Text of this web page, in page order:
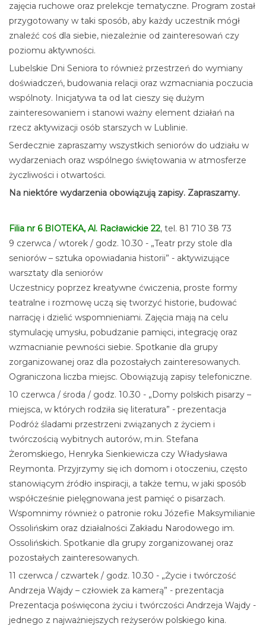
zajęcia ruchowe oraz prelekcje tematyczne. Program został
przygotowany w taki sposób, aby każdy uczestnik mógł
znaleźć coś dla siebie, niezależnie od zainteresowań czy
poziomu aktywności.
Lubelskie Dni Seniora to również przestrzeń do wymiany
doświadczeń, budowania relacji oraz wzmacniania poczucia
wspólnoty. Inicjatywa ta od lat cieszy się dużym
zainteresowaniem i stanowi ważny element działań na
rzecz aktywizacji osób starszych w Lublinie.
Serdecznie zapraszamy wszystkich seniorów do udziału w
wydarzeniach oraz wspólnego świętowania w atmosferze
życzliwości i otwartości.
Na niektóre wydarzenia obowiązują zapisy. Zapraszamy.
Filia nr 6 BIOTEKA, Al. Racławickie 22, tel. 81 710 38 73
9 czerwca / wtorek / godz. 10.30 - „Teatr przy stole dla
seniorów – sztuka opowiadania historii” - aktywizujące
warsztaty dla seniorów
Uczestnicy poprzez kreatywne ćwiczenia, proste formy
teatralne i rozmowę uczą się tworzyć historie, budować
narrację i dzielić wspomnieniami. Zajęcia mają na celu
stymulację umysłu, pobudzanie pamięci, integrację oraz
wzmacnianie pewności siebie. Spotkanie dla grupy
zorganizowanej oraz dla pozostałych zainteresowanych.
Ograniczona liczba miejsc. Obowiązują zapisy telefoniczne.
10 czerwca / środa / godz. 10.30 - „Domy polskich pisarzy –
miejsca, w których rodziła się literatura” - prezentacja
Podróż śladami przestrzeni związanych z życiem i
twórczością wybitnych autorów, m.in. Stefana
Żeromskiego, Henryka Sienkiewicza czy Władysława
Reymonta. Przyjrzymy się ich domom i otoczeniu, często
stanowiącym źródło inspiracji, a także temu, w jaki sposób
współcześnie pielęgnowana jest pamięć o pisarzach.
Wspomnimy również o patronie roku Józefie Maksymilianie
Ossolińskim oraz działalności Zakładu Narodowego im.
Ossolińskich. Spotkanie dla grupy zorganizowanej oraz
pozostałych zainteresowanych.
11 czerwca / czwartek / godz. 10.30 - „Życie i twórczość
Andrzeja Wajdy – człowiek za kamerą” - prezentacja
Prezentacja poświęcona życiu i twórczości Andrzeja Wajdy -
jednego z najważniejszych reżyserów polskiego kina.